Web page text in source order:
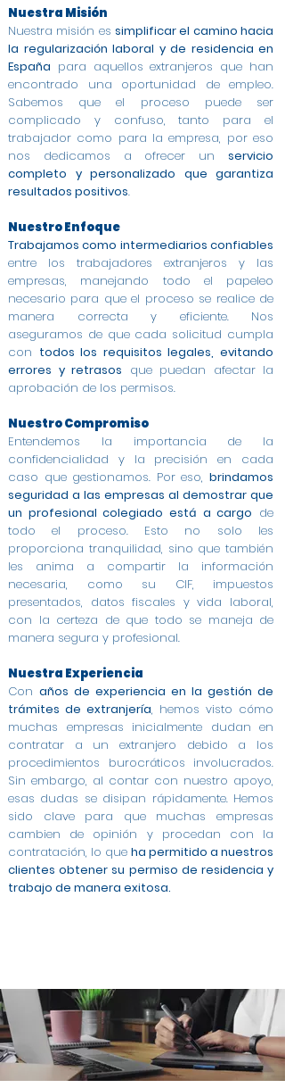
Nuestra Misión
Nuestra misión es simplificar el camino hacia
la regularización laboral y de residencia en
España para aquellos extranjeros que han
encontrado una oportunidad de empleo.
Sabemos que el proceso puede ser
complicado y confuso, tanto para el
trabajador como para la empresa, por eso
nos dedicamos a ofrecer un servicio
completo y personalizado que garantiza
resultados positivos.
Nuestro Enfoque
Trabajamos como intermediarios confiables
entre los trabajadores extranjeros y las
empresas, manejando todo el papeleo
necesario para que el proceso se realice de
manera correcta y eficiente. Nos
aseguramos de que cada solicitud cumpla
con todos los requisitos legales, evitando
errores y retrasos que puedan afectar la
aprobación de los permisos.
Nuestro Compromiso
Entendemos la importancia de la
confidencialidad y la precisión en cada
caso que gestionamos. Por eso, brindamos
seguridad a las empresas al demostrar que
un profesional colegiado está a cargo de
todo el proceso. Esto no solo les
proporciona tranquilidad, sino que también
les anima a compartir la información
necesaria, como su CIF, impuestos
presentados, datos fiscales y vida laboral,
con la certeza de que todo se maneja de
manera segura y profesional.
Nuestra Experiencia
Con años de experiencia en la gestión de
trámites de extranjería, hemos visto cómo
muchas empresas inicialmente dudan en
contratar a un extranjero debido a los
procedimientos burocráticos involucrados.
Sin embargo, al contar con nuestro apoyo,
esas dudas se disipan rápidamente. Hemos
sido clave para que muchas empresas
cambien de opinión y procedan con la
contratación, lo que ha permitido a nuestros
clientes obtener su permiso de residencia y
trabajo de manera exitosa.